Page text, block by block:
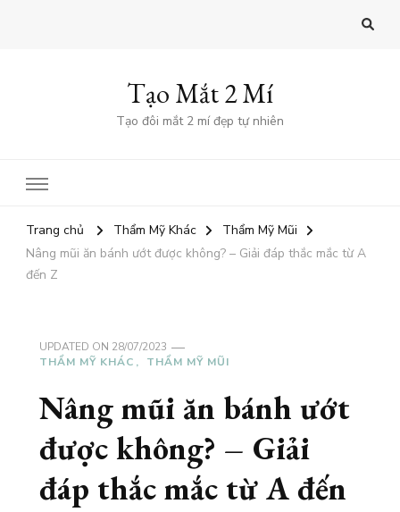
Tạo Mắt 2 Mí
Tạo đôi mắt 2 mí đẹp tự nhiên
Trang chủ Thẩm Mỹ Khác
Thẩm Mỹ Mũi
Nâng mũi ăn bánh ướt được không? – Giải đáp thắc mắc từ A
đến Z
UPDATED ON 28/07/2023
THẨM MỸ KHÁC
THẨM MỸ MŨI
Nâng mũi ăn bánh ướt
được không? – Giải
đáp thắc mắc từ A đến